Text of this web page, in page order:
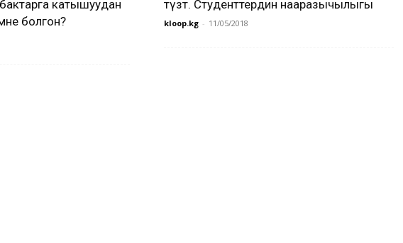
катышуудан
болгон?
түзөт. Студенттердин нааразычылыгы
kloop.kg - 11/05/2018